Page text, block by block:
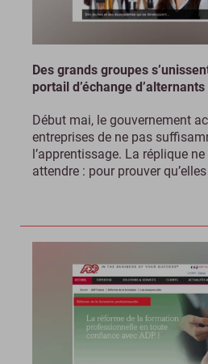
Des grands groupes
portail d’échange d’alternants
Début mai, le gouvernement
entreprises de ne pas
l’apprentissage. La réplique
attendre : pour prouver